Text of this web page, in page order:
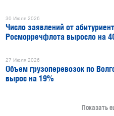
30 Июля 2026
Число заявлений от
Росморречфлота выросло на
27 Июля 2026
Объем грузоперевозок по
вырос на 19%
Показать